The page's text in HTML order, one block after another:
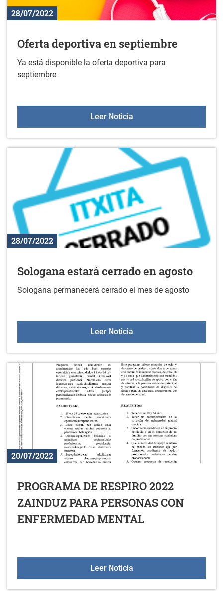
28/07/2022
Oferta deportiva en septiembre
Ya está disponible la oferta deportiva para
septiembre
Leer NoticiaOferta deportiva en
28/07/2022
Sologana estará cerrado en agosto
Sologana permanecerá cerrado el mes de agosto
Leer NoticiaSologana estará
20/07/2022
PROGRAMA DE RESPIRO 2022
ZAINDUZ PARA PERSONAS CON
ENFERMEDAD MENTAL
Leer NoticiaPROGRAMA DE